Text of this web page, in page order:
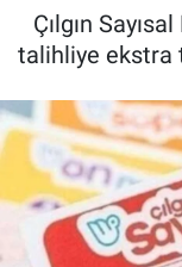
Çılgın
talihliye ekstra